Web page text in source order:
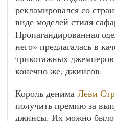
рекламировался со
виде моделей стиля
Пропагандированная
него» предлагалась в
трикотажных
конечно же, джинсов.
Король денима Леви
получить премию за
джинсы. Их можно было